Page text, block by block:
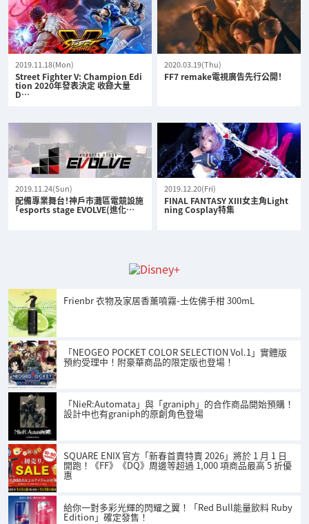
2019.11.18(Mon)
Street Fighter V: Champion Edi
tion 2020年發表決定 收錄大量
D…
2020.03.19(Thu)
FF7 remake電視廣告先行公開！
2019.11.24(Sun)
配備專業舞台！神戶市灘區電競設施
「esports stage EVOLVE(進化…
2019.12.20(Fri)
FINAL FANTASY XIII女主角Light
ning Cosplay特集
Frienbr 衣物及家居香薰噴霧-土佐佛手柑 300mL
「NEOGEO POCKET COLOR SELECTION Vol.1」實體版
預約受理中！附豪華商品的限定版也登場！
「NieR:Automata」與「graniph」的合作商品開始預購！
設計中也有graniph的原創角色登場
SQUARE ENIX 官方「新春首賣特賣 2026」將於 1 月 1 日
開跑！《FF》《DQ》周邊等超過 1,000 項商品最高 5 折優
惠
給你一對多彩光輝的閃耀之翼！「Red Bull能量飲料 Ruby
Edition」確定發售！